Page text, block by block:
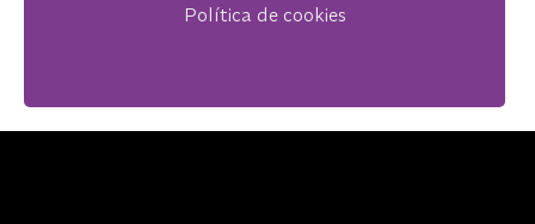
Política de cookies